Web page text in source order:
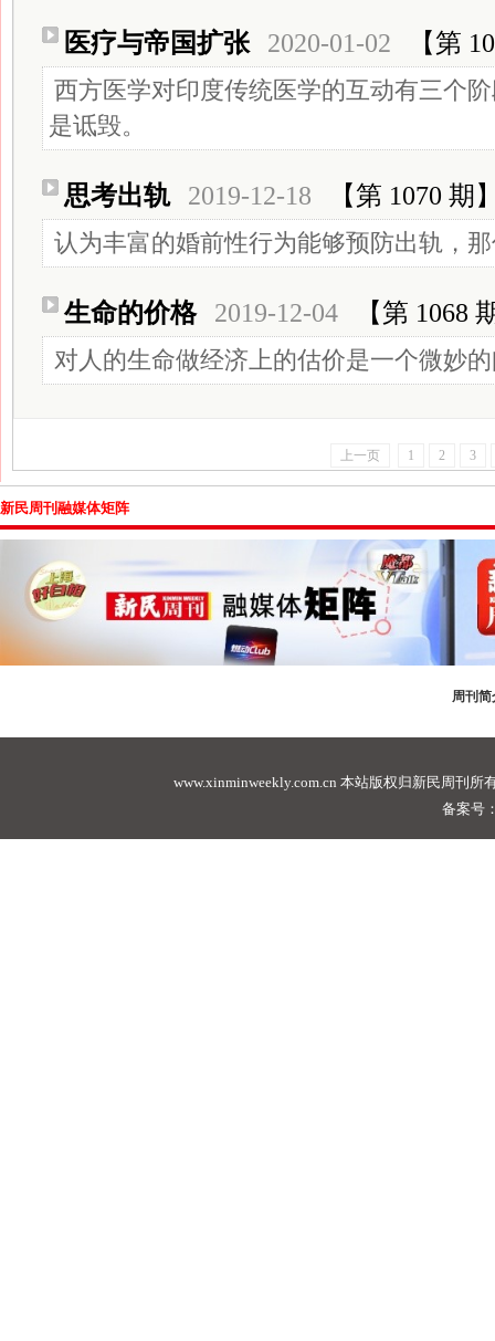
医疗与帝国扩张 2020-01-02 【第
西方医学对印度传统医学的互动有三个
是诋毁。
思考出轨 2019-12-18 【第 1070 期
认为丰富的婚前性行为能够预防出轨，
生命的价格 2019-12-04 【第 1068
对人的生命做经济上的估价是一个微妙
上一页 1 2 3
新民周刊融媒体矩阵
周刊简
www.xinminweekly.com.cn 本站版权归新民周刊所
备案号